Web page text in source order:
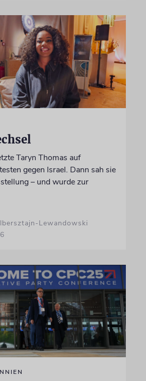
Taryn Thomas auf
gegen Israel. Dann sah sie
– und wurde zur
Lewandowski